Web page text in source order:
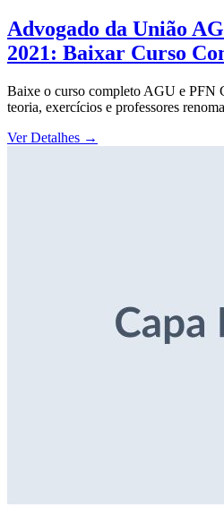
Advogado da União
2021: Baixar Curso
Baixe o curso completo AGU e PFN
teoria, exercícios e professores
Ver Detalhes →